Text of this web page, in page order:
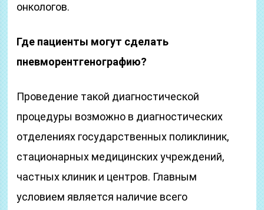
онкологов.
Где пациенты могут сделать
пневморентгенографию?
Проведение такой диагностической
процедуры возможно в диагностических
отделениях государственных поликлиник,
стационарных медицинских учреждений,
частных клиник и центров. Главным
условием является наличие всего